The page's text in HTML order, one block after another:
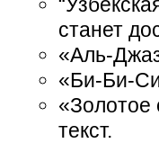
станет
«Аль-
«Би-Би-
«Золотое
текст.